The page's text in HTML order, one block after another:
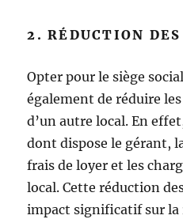
2. RÉDUCTION DES
Opter pour le siège
également de réduire
d’un autre local. En
dont dispose le gérant,
frais de loyer et les
local. Cette réduction
impact significatif sur